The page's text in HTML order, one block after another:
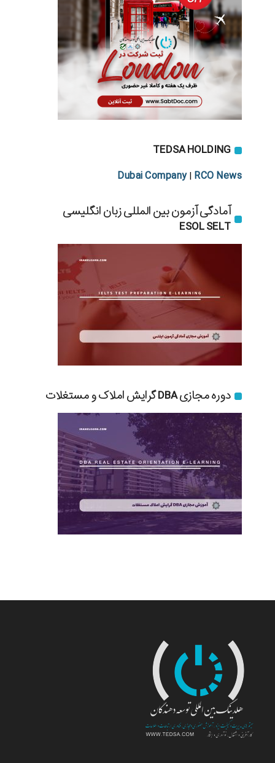
TEDSA HOLDING
Dubai Company| RCO News
آمادگی آزمون بین المللی زبان انگلیسی
ESOL SELT
دوره مجازی DBA گرایش املاک و مستغلات